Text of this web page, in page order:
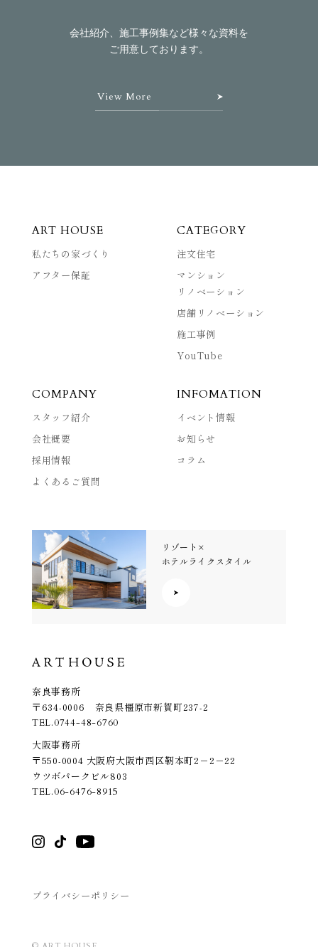
会社紹介、施工事例集など様々な資料を
ご用意しております。
View More
ART HOUSE
私たちの家づくり
アフター保証
CATEGORY
注文住宅
マンション
リノベーション
店舗リノベーション
施工事例
YouTube
COMPANY
スタッフ紹介
会社概要
採用情報
よくあるご質問
INFOMATION
イベント情報
お知らせ
コラム
リゾート×
ホテルライクスタイル
奈良事務所
〒634-0006 奈良県橿原市新賀町237-2
TEL.0744-48-6760
大阪事務所
〒550-0004 大阪府大阪市西区靭本町2－2－22
ウツボパークビル803
TEL.06-6476-8915
プライバシーポリシー